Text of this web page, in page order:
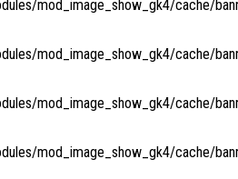
mod_image_show_gk4/cache/
mod_image_show_gk4/cache/
mod_image_show_gk4/cache/
mod_image_show_gk4/cache/